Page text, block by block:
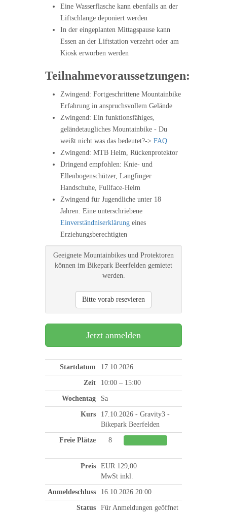
Eine Wasserflasche kann ebenfalls an der
Liftschlange deponiert werden
In der eingeplanten Mittagspause kann
Essen an der Liftstation verzehrt oder am
Kiosk erworben werden
Teilnahmevoraussetzungen:
Zwingend: Fortgeschrittene Mountainbike
Erfahrung in anspruchsvollem Gelände
Zwingend: Ein funktionsfähiges,
geländetaugliches Mountainbike - Du
weißt nicht was das bedeutet?-> FAQ
Zwingend: MTB Helm, Rückenprotektor
Dringend empfohlen: Knie- und
Ellenbogenschützer, Langfinger
Handschuhe, Fullface-Helm
Zwingend für Jugendliche unter 18
Jahren: Eine unterschriebene
Einverständniserklärung eines
Erziehungsberechtigten
Geeignete Mountainbikes und Protektoren
können im Bikepark Beerfelden gemietet
werden.
Bitte vorab resevieren
Jetzt anmelden
Startdatum 17.10.2026
Zeit 10:00 – 15:00
Wochentag Sa
Kurs
17.10.2026 - Gravity3 -
Bikepark Beerfelden
Freie Plätze 8
Preis
EUR 129,00
MwSt inkl.
Anmeldeschluss 16.10.2026 20:00
Status Für Anmeldungen geöffnet